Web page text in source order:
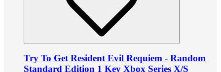
Try To Get Resident Evil Requiem - Random
Standard Edition 1 Key Xbox Series X/S